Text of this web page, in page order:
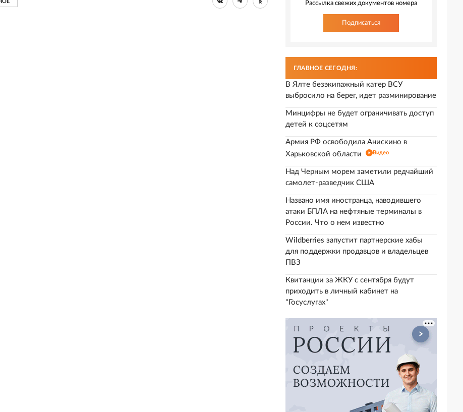
Рассылка свежих документов номера
Подписаться
ГЛАВНОЕ СЕГОДНЯ:
В Ялте безэкипажный катер ВСУ
выбросило на берег, идет разминирование
Минцифры не будет ограничивать доступ
детей к соцсетям
Армия РФ освободила Анискино в
Харьковской области
Видео
Над Черным морем заметили редчайший
самолет-разведчик США
Названо имя иностранца, наводившего
атаки БПЛА на нефтяные терминалы в
России. Что о нем известно
Wildberries запустит партнерские хабы
для поддержки продавцов и владельцев
ПВЗ
Квитанции за ЖКУ с сентября будут
приходить в личный кабинет на
"Госуслугах"